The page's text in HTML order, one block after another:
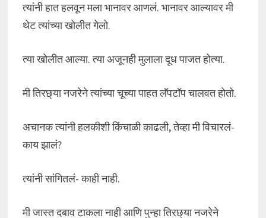
त्यांनी हात हलवून मला भानावर आणलं. भानावर आल्यावर मी
थेट त्यांच्या खोलीत गेलो.
त्या खोलीत आल्या. त्या अजूनही मुलाला दूध पाजत होत्या.
मी तिरछ्या नजरेने त्यांच्या चूच्या पाहत लॅपटॉप चालवत होतो.
अचानक त्यांनी हलकीशी किंचाळी काढली, तेव्हा मी विचारलं-
काय झालं?
त्यांनी सांगितलं- काही नाही.
मी जास्त दबाव टाकला नाही आणि पुन्हा तिरछ्या नजरेने